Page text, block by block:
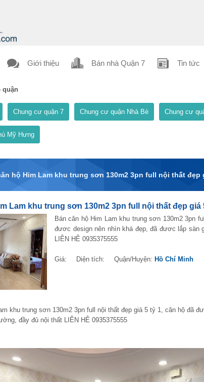
Giới thiệu Bán nhà Quận 7 Tin tức
quận
Chung cư quận 7 Chung cư quận Nhà Bè Chung cư
Mỹ Hưng
hộ Him Lam khu trung sơn 130m2 3pn full nội thất đẹp
Lam khu trung sơn 130m2 3pn full nội thất đẹp giá
Bán căn hộ Him Lam khu trung sơn 130m2 3pn
đươc design nên nhìn khá đẹp, đã đươc lắp sàn
LIÊN HÊ 0935375555
Giá: Diện tích: Quận/Huyện: Hồ Chí Minh
khu trung sơn 130m2 3pn full nội thất đẹp giá 5 tỷ 1, căn hộ đã
đầy đủ nội thất LIÊN HÊ 0935375555